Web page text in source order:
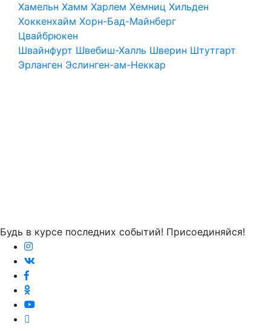
Хамельн Хамм Харлем Хемниц Хильден
Хоккенхайм Хорн-Бад-Майнберг
Цвайбрюкен
Швайнфурт Швебиш-Халль Шверин Штутгарт
Эрланген Эслинген-ам-Неккар
Будь в курсе последних событий! Присоединяйся!